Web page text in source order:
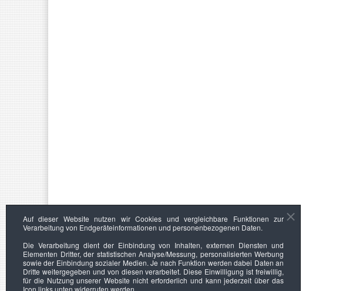
Auf dieser Website nutzen wir Cookies und vergleichbare Funktionen zur
Verarbeitung von Endgeräteinformationen und personenbezogenen Daten.
Die Verarbeitung dient der Einbindung von Inhalten, externen Diensten und
Elementen Dritter, der statistischen Analyse/Messung, personalisierten Werbung
sowie der Einbindung sozialer Medien. Je nach Funktion werden dabei Daten an
Dritte weitergegeben und von diesen verarbeitet. Diese Einwilligung ist freiwillig,
für die Nutzung unserer Website nicht erforderlich und kann jederzeit über das
Icon links unten widerrufen werden.